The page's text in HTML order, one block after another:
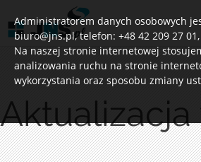
Administratorem danych osobowych
biuro@jns.pl, telefon: +48 42 209 27
Na naszej stronie internetowej
analizowania ruchu na stronie
wykorzystania oraz sposobu zmiany